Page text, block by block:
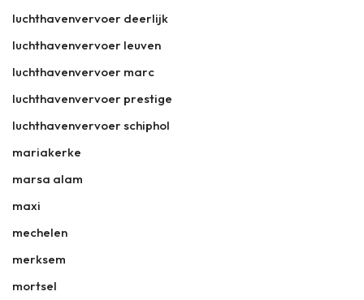
luchthavenvervoer deerlijk
luchthavenvervoer leuven
luchthavenvervoer marc
luchthavenvervoer prestige
luchthavenvervoer schiphol
mariakerke
marsa alam
maxi
mechelen
merksem
mortsel